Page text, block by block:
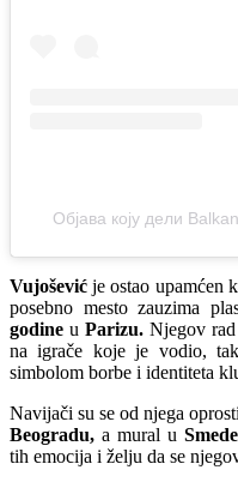
Објава коју дели
Vujošević je ostao upamćen
posebno mesto zauzima
godine u Parizu. Njegov
na igrače koje je vodio,
simbolom borbe i identiteta
Navijači su se od njega
Beogradu, a mural u
tih emocija i želju da se